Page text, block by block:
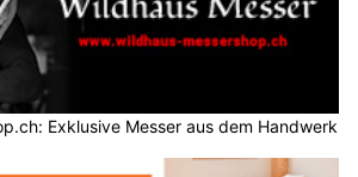
Exklusive Messer aus dem Handwerk